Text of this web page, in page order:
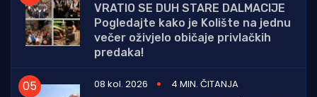
VRATIO SE DUH STARE DALMACIJE
Pogledajte kako je Kolište na jednu
večer oživjelo običaje privlačkih
predaka!
08 kol. 2026
4 MIN. ČITANJA